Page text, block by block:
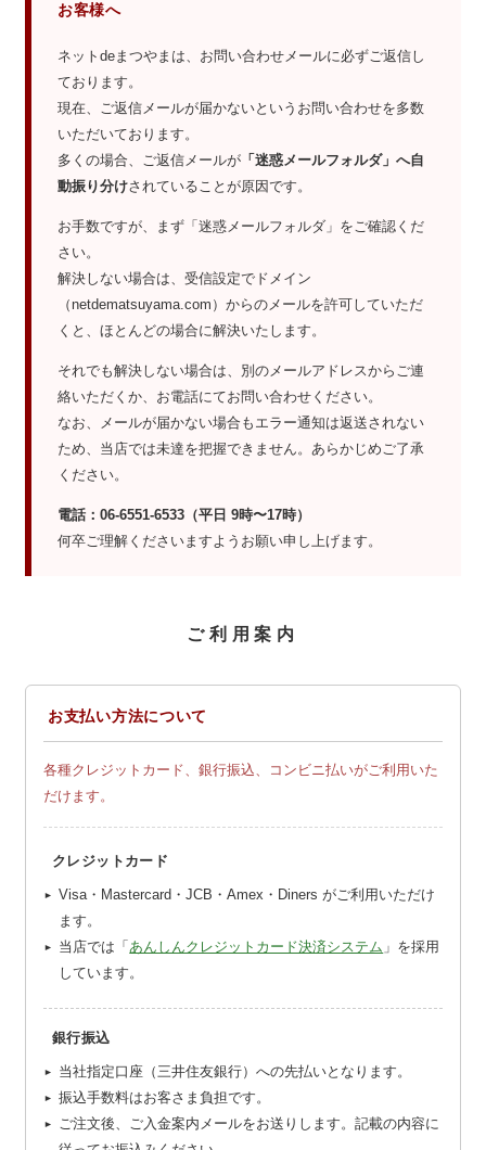
お客様へ
ネットdeまつやまは、お問い合わせメールに必ずご返信し
ております。
現在、ご返信メールが届かないというお問い合わせを多数
いただいております。
多くの場合、ご返信メールが「迷惑メールフォルダ」へ自
動振り分けされていることが原因です。
お手数ですが、まず「迷惑メールフォルダ」をご確認くだ
さい。
解決しない場合は、受信設定でドメイン
（netdematsuyama.com）からのメールを許可していただ
くと、ほとんどの場合に解決いたします。
それでも解決しない場合は、別のメールアドレスからご連
絡いただくか、お電話にてお問い合わせください。
なお、メールが届かない場合もエラー通知は返送されない
ため、当店では未達を把握できません。あらかじめご了承
ください。
電話：06-6551-6533（平日 9時〜17時）
何卒ご理解くださいますようお願い申し上げます。
ご利用案内
お支払い方法について
各種クレジットカード、銀行振込、コンビニ払いがご利用いた
だけます。
クレジットカード
Visa・Mastercard・JCB・Amex・Diners がご利用いただけ
ます。
当店では「あんしんクレジットカード決済システム 」を採用
しています。
銀行振込
当社指定口座（三井住友銀行）への先払いとなります。
振込手数料はお客さま負担です。
ご注文後、ご入金案内メールをお送りします。記載の内容に